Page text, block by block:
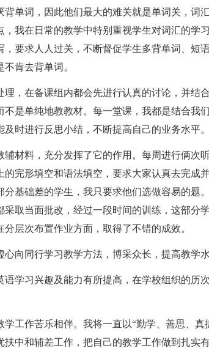
词，因此他们最大的难关就是单词关，词
我在日常的教学中特别重视学生对词汇的学
要求人人过关，不断督促学生多背单词、短
肯去背单词。
，在备课组内都会先进行认真的讨论，并结
是单纯地教教材。每一堂课，我都是结合我
时进行反思小结，不断提高自己的业务水平。
料，充分发挥了它的作用。每周进行俩次
的完形填空和语法填空，要求大家认真去完成
基础差的学生，我只要求他们选做容易的题
采取当面批改，经过一段时间的训练，这部分
层次布置作业方面，取得了不错的成效。
同行学习教学方法，博采众长，提高教学水
学习兴趣及能力有所提高，在学校组织的历
作苦乐相伴。我将一直以“勤学、善思、真
中和辅差工作，把自己的教学工作做到扎实有